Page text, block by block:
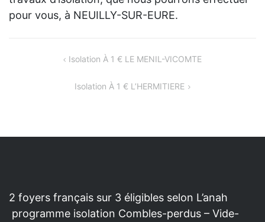
pour vous, à NEUILLY-SUR-EURE.
NAVIGATIONIsolation À 1 € LE MENIL-VICOMTE
Isolation À 1 € L’HERMITIERE
2 foyers français sur 3 éligibles selon L’anah
programme isolation Combles-perdus – Vide-